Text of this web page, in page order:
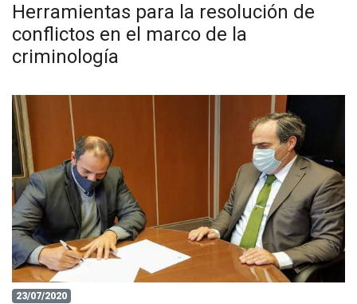
Herramientas para la resolución de
conflictos en el marco de la
criminología
23/07/2020